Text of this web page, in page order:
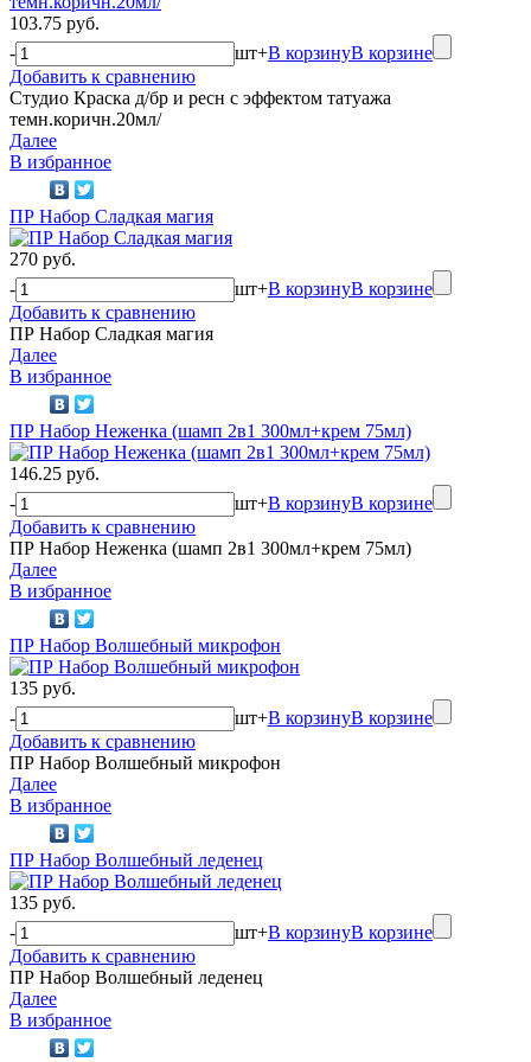
103.75 руб.
-
шт+В корзинуВ корзине
Добавить к сравнению
Студио Краска д/бр и ресн с эффектом татуажа
темн.коричн.20мл/
Далее
В избранное
ПР Набор Сладкая магия
270 руб.
-
шт+В корзинуВ корзине
Добавить к сравнению
ПР Набор Сладкая магия
Далее
В избранное
ПР Набор Неженка (шамп 2в1 300мл+крем 75мл)
146.25 руб.
-
шт+В корзинуВ корзине
Добавить к сравнению
ПР Набор Неженка (шамп 2в1 300мл+крем 75мл)
Далее
В избранное
ПР Набор Волшебный микрофон
135 руб.
-
шт+В корзинуВ корзине
Добавить к сравнению
ПР Набор Волшебный микрофон
Далее
В избранное
ПР Набор Волшебный леденец
135 руб.
-
шт+В корзинуВ корзине
Добавить к сравнению
ПР Набор Волшебный леденец
Далее
В избранное